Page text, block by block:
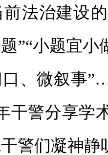
法治建设
”“小题宜
、微叙事
干警分享学
警们凝神